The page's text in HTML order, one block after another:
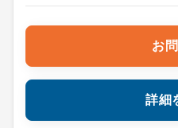
お
詳細